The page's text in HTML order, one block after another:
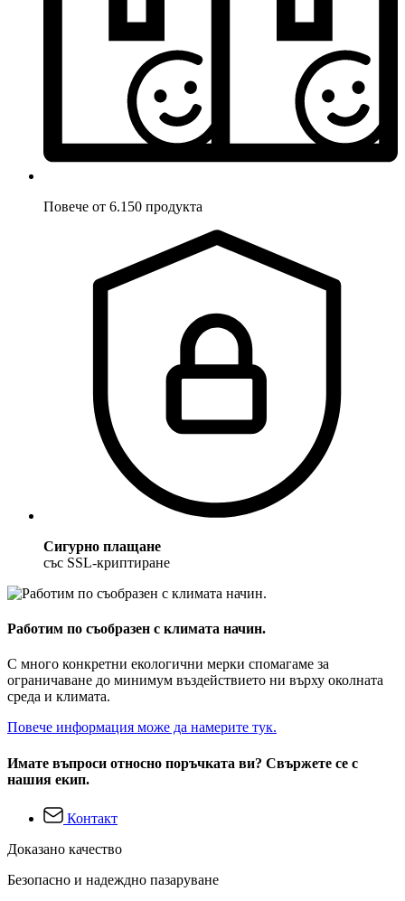
Повече от 6.150 продукта
Сигурно плащане
със SSL-криптиране
Работим по съобразен с климата начин.
С много конкретни екологични мерки спомагаме за
ограничаване до минимум въздействието ни върху околната
среда и климата.
Повече информация може да намерите тук.
Имате въпроси относно поръчката ви? Свържете се с
нашия екип.
Контакт
Доказано качество
Безопасно и надеждно пазаруване